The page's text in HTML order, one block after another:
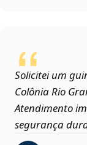
Solicitei um
Colônia Rio
Atendimento
segurança